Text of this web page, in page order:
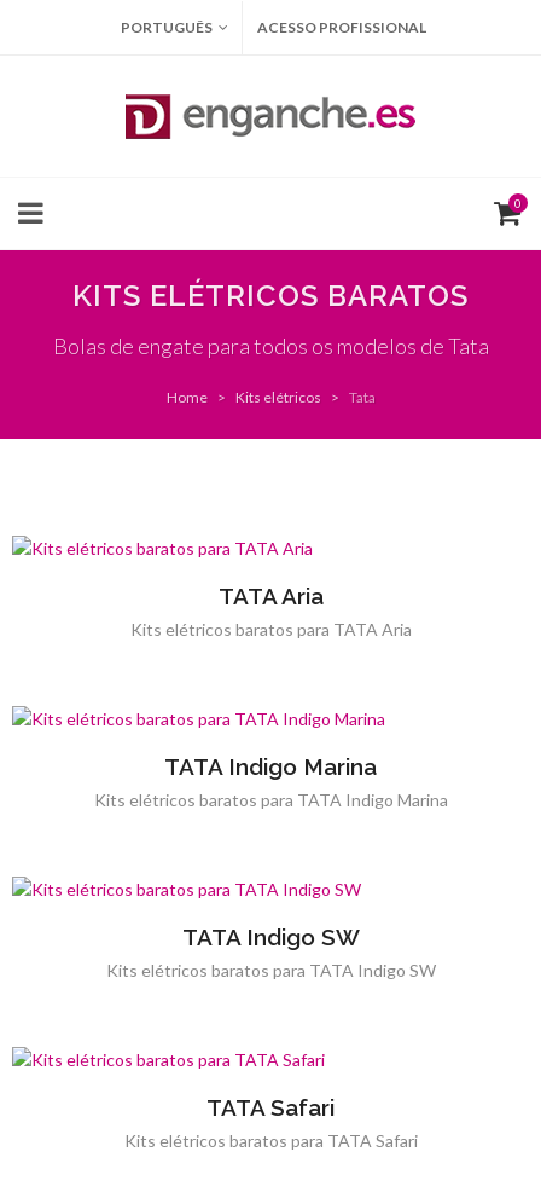
PORTUGUÊS ACESSO PROFISSIONAL
0
KITS ELÉTRICOS BARATOS
Bolas de engate para todos os modelos de Tata
Home Kits elétricos Tata
TATA Aria
Kits elétricos baratos para TATA Aria
TATA Indigo Marina
Kits elétricos baratos para TATA Indigo Marina
TATA Indigo SW
Kits elétricos baratos para TATA Indigo SW
TATA Safari
Kits elétricos baratos para TATA Safari